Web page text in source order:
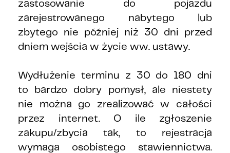
zastosowanie do pojazdu
zarejestrowanego nabytego lub
zbytego nie później niż 30 dni przed
dniem wejścia w życie ww. ustawy.
Wydłużenie terminu z 30 do 180 dni
to bardzo dobry pomysł, ale niestety
nie można go zrealizować w całości
przez internet. O ile zgłoszenie
zakupu/zbycia tak, to rejestracja
wymaga osobistego stawiennictwa.